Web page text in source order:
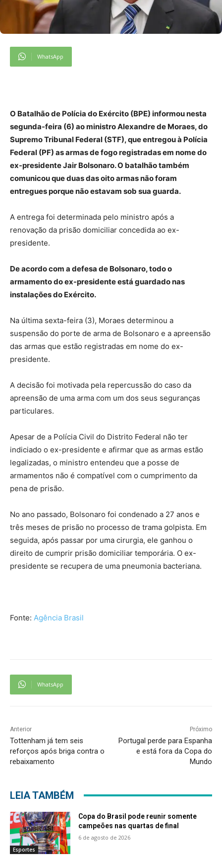
WhatsApp
O Batalhão de Polícia do Exército (BPE) informou nesta
segunda-feira (6) ao ministro Alexandre de Moraes, do
Supremo Tribunal Federal (STF), que entregou à Polícia
Federal (PF) as armas de fogo registradas em nome do
ex-presidente Jair Bolsonaro. O batalhão também
comunicou que duas das oito armas não foram
entregues porque não estavam sob sua guarda.
A entrega foi determinada pelo ministro após a
renovação da prisão domiciliar concedida ao ex-
presidente.
De acordo com a defesa de Bolsonaro, todo o
armamento do ex-presidente está guardado nas
instalações do Exército.
Na última sexta-feira (3), Moraes determinou a
suspensão do porte de arma de Bolsonaro e a apreensão
das armas que estão registradas em nome do ex-
presidente.
A decisão foi motivada pela repercussão do caso da
apreensão de uma arma com um dos seus seguranças
particulares.
Apesar de a Polícia Civil do Distrito Federal não ter
indiciado o ex-presidente e afirmar que as armas estão
legalizadas, o ministro entendeu que a posse de
armamentos não é compatível com o cumprimento da
pena de prisão.
No ano passado, Bolsonaro foi condenado a 27 anos e
três meses de prisão no processo de trama golpista. Em
seguida, após passar por uma cirurgia, ele ganhou o
direito de cumprir prisão domiciliar temporária. O ex-
presidente se recupera de uma pneumonia bacteriana.
Fonte: Agência Brasil
WhatsApp
Anterior
Tottenham já tem seis
reforços após briga contra o
rebaixamento
Próximo
Portugal perde para Espanha
e está fora da Copa do
Mundo
LEIA TAMBÉM
Esportes
Copa do Brasil pode reunir somente
campeões nas quartas de final
6 de agosto de 2026